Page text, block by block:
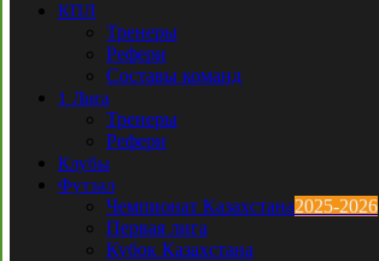
КПЛ
Тренеры
Рефери
Составы команд
1 Лига
Тренеры
Рефери
Клубы
Футзал
Чемпионат Казахстана2025-2026
Первая лига
Кубок Казахстана